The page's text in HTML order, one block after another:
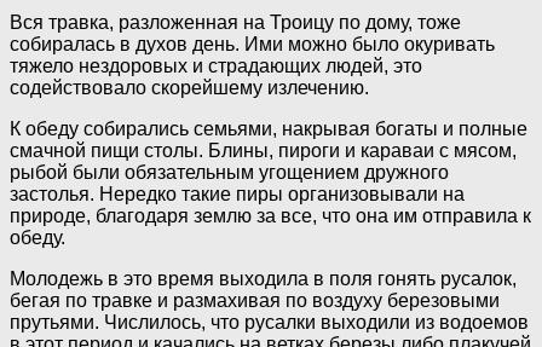
Вся травка, разложенная на Троицу по дому, тоже
собиралась в духов день. Ими можно было окуривать
тяжело нездоровых и страдающих людей, это
содействовало скорейшему излечению.
К обеду собирались семьями, накрывая богаты и полные
смачной пищи столы. Блины, пироги и караваи с мясом,
рыбой были обязательным угощением дружного
застолья. Нередко такие пиры организовывали на
природе, благодаря землю за все, что она им отправила к
обеду.
Молодежь в это время выходила в поля гонять русалок,
бегая по травке и размахивая по воздуху березовыми
прутьями. Числилось, что русалки выходили из водоемов